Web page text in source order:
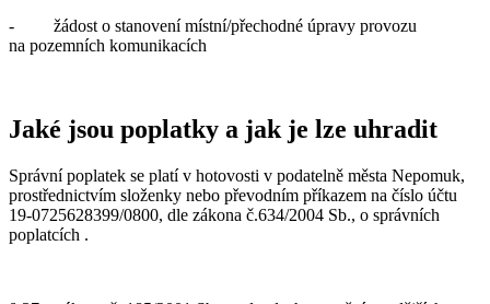
- žádost o stanovení místní/přechodné úpravy provozu
na pozemních komunikacích
Jaké jsou poplatky a jak je lze uhradit
Správní poplatek se platí v hotovosti v podatelně města Nepomuk,
prostřednictvím složenky nebo převodním příkazem na číslo účtu
19-0725628399/0800, dle zákona č.634/2004 Sb., o správních
poplatcích .